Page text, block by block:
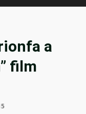
a
film